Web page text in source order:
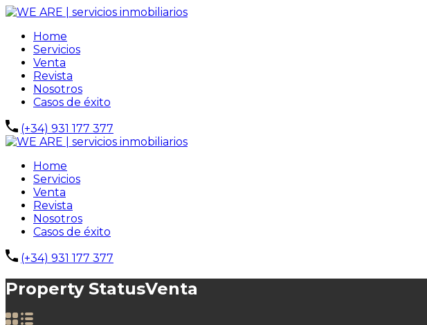
Home
Servicios
Venta
Revista
Nosotros
Casos de éxito
(+34) 931 177 377
Home
Servicios
Venta
Revista
Nosotros
Casos de éxito
(+34) 931 177 377
Property StatusVenta